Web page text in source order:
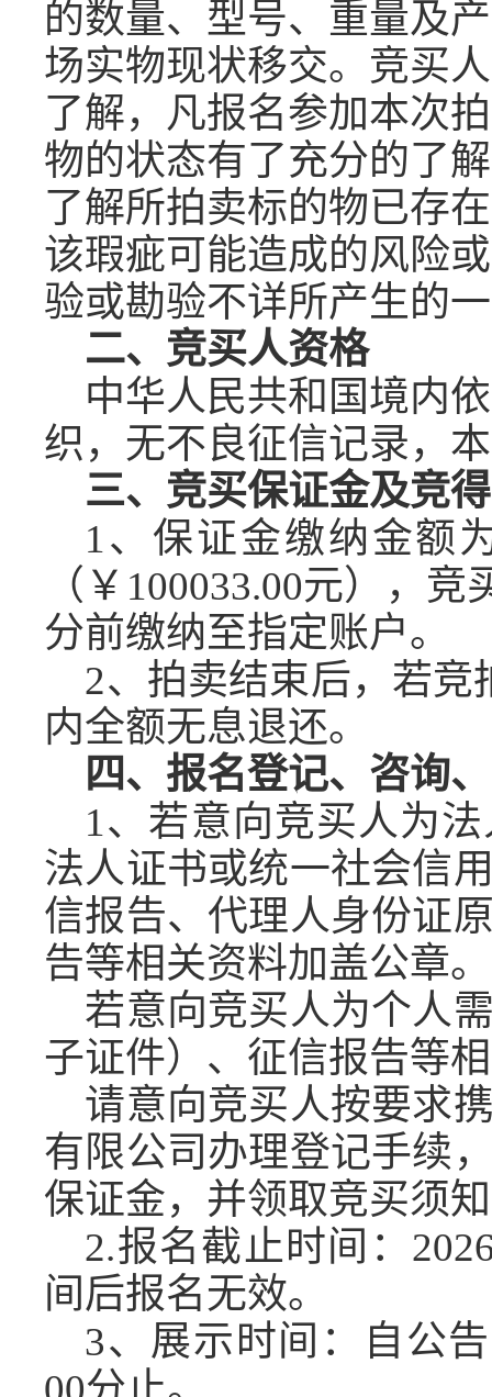
的数量、型号、 重量及
场实物现状移交。竞买
了解，凡报名参加本次
物的状态有了充分的了
了解所拍卖标的物已存
该瑕疵可能造成的风险
验或勘验不详所产生的
二、竞买人资格
中华人民共和国境内
织，无不良征信记录，
三、竞买保证金及竞
1、保证金缴纳金额
（￥ 100033.00元），竞
分前缴纳至指定账户。
2、拍卖结束后，若竞
内全额无息退还。
四、 报名登记、 咨询
1、若意向竞买人为
法人证书或统一社会信
信报告、代理人身份证
告等相关资料加盖公章。
若意向竞买人为个人
子证件）、征信报告等
请意向竞买人按要求
有限公司办理登记手续
保证金，并领取竞买须
2.报名截止时间：
间后报名无效。
3、展示时间：自公